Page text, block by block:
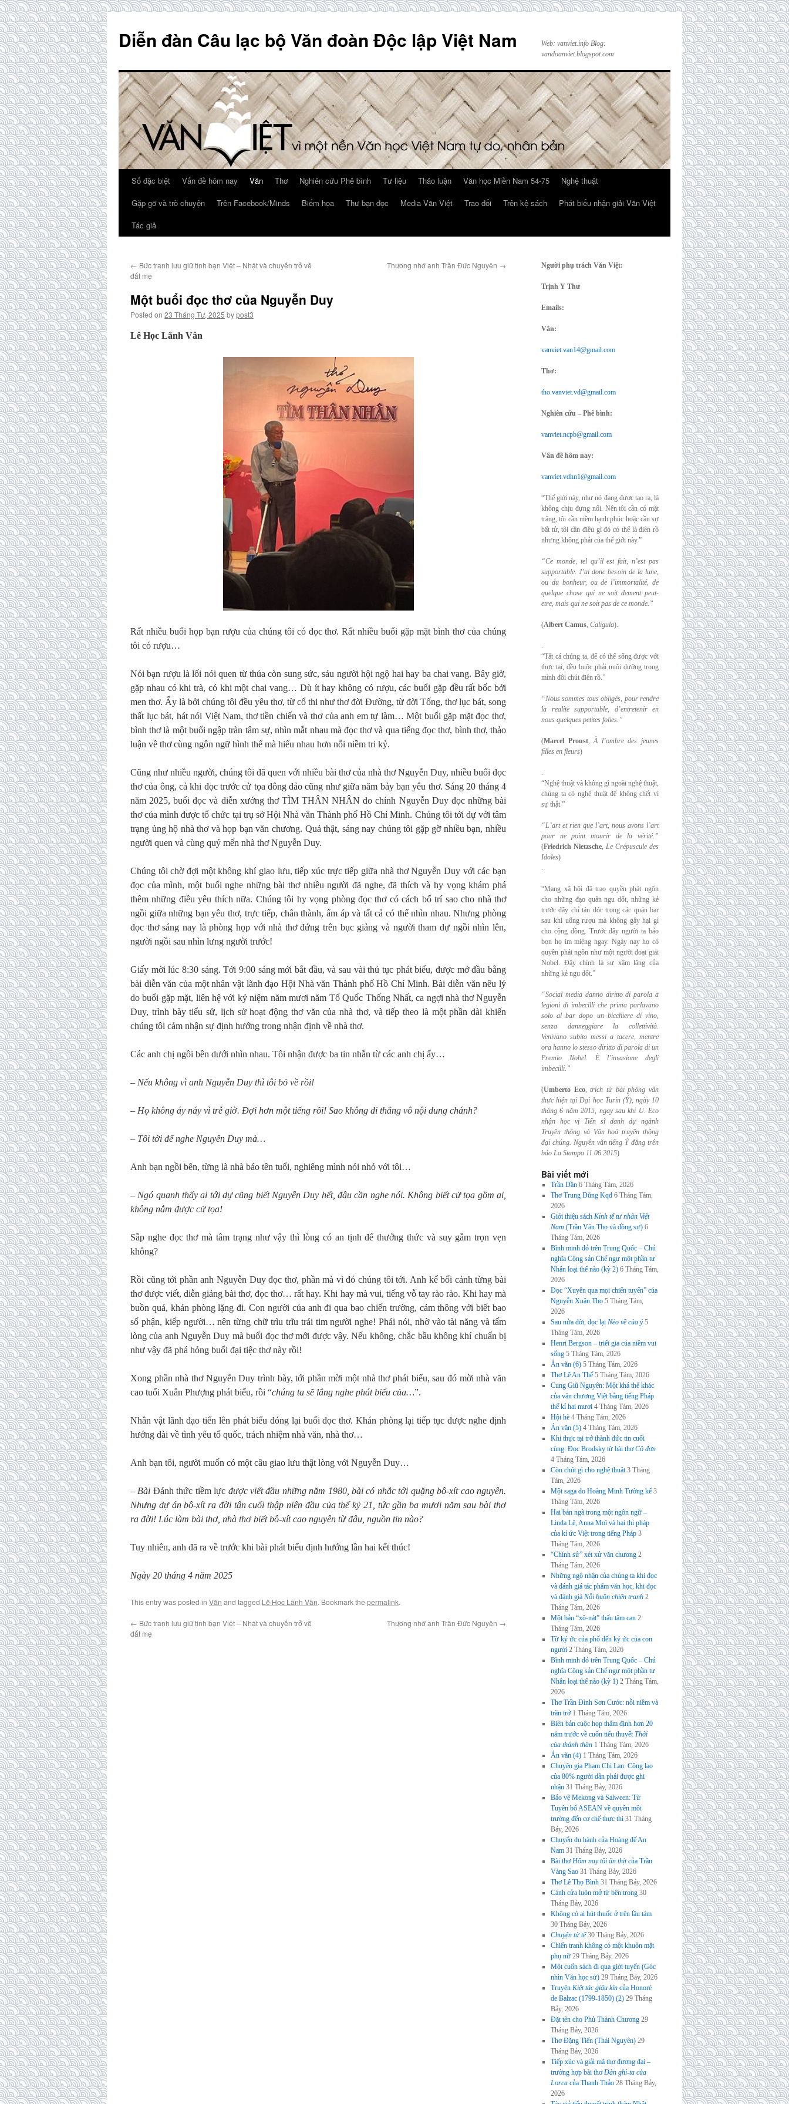
content
Diễn đàn Câu lạc bộ Văn đoàn Độc lập Việt Nam
Web: vanviet.info Blog:
vandoanviet.blogspot.com
Số đặc biệt Vấn đề hôm nay Văn Thơ Nghiên cứu Phê bình Tư liệu Thảo luận Văn học Miền Nam 54-75
Nghệ thuật
Gặp gỡ và trò chuyện
Trên Facebook/Minds Biếm họa Thư bạn đọc Media Văn Việt Trao đổi Trên kệ sách
Phát biểu nhận giải Văn Việt
Tác giả
← Bức tranh lưu giữ tình bạn Việt – Nhật và chuyến trở về
đất mẹ
Thương nhớ anh Trần Đức Nguyên →
Một buổi đọc thơ của Nguyễn Duy
Posted on 23 Tháng Tư, 2025 bypost3
Lê Học Lãnh Vân
Rất nhiều buổi họp bạn rượu của chúng tôi có đọc thơ. Rất nhiều buổi gặp mặt bình thơ của chúng
tôi có rượu…
Nói bạn rượu là lối nói quen từ thủa còn sung sức, sáu người hội ngộ hai hay ba chai vang. Bây giờ,
gặp nhau có khi trà, có khi một chai vang… Dù ít hay không có rượu, các buổi gặp đều rất bốc bởi
men thơ. Ấy là bởi chúng tôi đều yêu thơ, từ cổ thi như thơ đời Đường, từ đời Tống, thơ lục bát, song
thất lục bát, hát nói Việt Nam, thơ tiền chiến và thơ của anh em tự làm… Một buổi gặp mặt đọc thơ,
bình thơ là một buổi ngập tràn tâm sự, nhìn mắt nhau mà đọc thơ và qua tiếng đọc thơ, bình thơ, thảo
luận về thơ cùng ngôn ngữ hình thể mà hiểu nhau hơn nỗi niềm tri kỷ.
Cũng như nhiều người, chúng tôi đã quen với nhiều bài thơ của nhà thơ Nguyễn Duy, nhiều buổi đọc
thơ của ông, cả khi đọc trước cử tọa đông đảo cũng như giữa năm bảy bạn yêu thơ. Sáng 20 tháng 4
năm 2025, buổi đọc và diễn xướng thơ TÌM THÂN NHÂN do chính Nguyễn Duy đọc những bài
thơ của mình được tổ chức tại trụ sở Hội Nhà văn Thành phố Hồ Chí Minh. Chúng tôi tới dự với tâm
trạng ủng hộ nhà thơ và họp bạn văn chương. Quả thật, sáng nay chúng tôi gặp gỡ nhiều bạn, nhiều
người quen và cùng quý mến nhà thơ Nguyễn Duy.
Chúng tôi chờ đợi một không khí giao lưu, tiếp xúc trực tiếp giữa nhà thơ Nguyễn Duy với các bạn
đọc của mình, một buổi nghe những bài thơ nhiều người đã nghe, đã thích và hy vọng khám phá
thêm những điều yêu thích nữa. Chúng tôi hy vọng phòng đọc thơ có cách bố trí sao cho nhà thơ
ngồi giữa những bạn yêu thơ, trực tiếp, chân thành, ấm áp và tất cả có thể nhìn nhau. Nhưng phòng
đọc thơ sáng nay là phòng họp với nhà thơ đứng trên bục giảng và người tham dự ngồi nhìn lên,
người ngồi sau nhìn lưng người trước!
Giấy mời lúc 8:30 sáng. Tới 9:00 sáng mới bắt đầu, và sau vài thủ tục phát biểu, được mở đầu bằng
bài diễn văn của một nhân vật lãnh đạo Hội Nhà văn Thành phố Hồ Chí Minh. Bài diễn văn nêu lý
do buổi gặp mặt, liên hệ với kỷ niệm năm mươi năm Tổ Quốc Thống Nhất, ca ngợi nhà thơ Nguyễn
Duy, trình bày tiểu sử, lịch sử hoạt động thơ văn của nhà thơ, và tiếp theo là một phần dài khiến
chúng tôi cảm nhận sự định hướng trong nhận định về nhà thơ.
Các anh chị ngồi bên dưới nhìn nhau. Tôi nhận được ba tin nhắn từ các anh chị ấy…
– Nếu không vì anh Nguyễn Duy thì tôi bỏ về rồi!
– Họ không áy náy vì trễ giờ. Đợi hơn một tiếng rồi! Sao không đi thẳng vô nội dung chánh?
– Tôi tới để nghe Nguyễn Duy mà…
Anh bạn ngồi bên, từng là nhà báo tên tuổi, nghiêng mình nói nhỏ với tôi…
– Ngó quanh thấy ai tới dự cũng biết Nguyễn Duy hết, đâu cần nghe nói. Không biết cử tọa gồm ai,
không nắm được cử tọa!
Sắp nghe đọc thơ mà tâm trạng như vậy thì lòng có an tịnh để thưởng thức và suy gẫm trọn vẹn
không?
Rồi cũng tới phần anh Nguyễn Duy đọc thơ, phần mà vì đó chúng tôi tới. Anh kể bối cảnh từng bài
thơ được viết, diễn giảng bài thơ, đọc thơ… rất hay. Khi hay mà vui, tiếng vỗ tay rào rào. Khi hay mà
buồn quá, khán phòng lặng đi. Con người của anh đi qua bao chiến trường, cảm thông với biết bao
số phận, kiếp người… nên từng chữ trìu trĩu trái tim người nghe! Phải nói, nhờ vào tài năng và tấm
lòng của anh Nguyễn Duy mà buổi đọc thơ mới được vậy. Nếu không, chắc bầu không khí chuẩn bị
như vậy đã phá hỏng buổi đại tiệc thơ này rồi!
Xong phần nhà thơ Nguyễn Duy trình bày, tới phần mời một nhà thơ phát biểu, sau đó mời nhà văn
cao tuổi Xuân Phượng phát biểu, rồi “chúng ta sẽ lắng nghe phát biểu của…”.
Nhân vật lãnh đạo tiến lên phát biểu đóng lại buổi đọc thơ. Khán phòng lại tiếp tục được nghe định
hướng dài về tình yêu tổ quốc, trách nhiệm nhà văn, nhà thơ…
Anh bạn tôi, người muốn có một câu giao lưu thật lòng với Nguyễn Duy…
– Bài Đánh thức tiềm lực được viết đầu những năm 1980, bài có nhắc tới quặng bô-xít cao nguyên.
Nhưng dự án bô-xít ra đời tận cuối thập niên đầu của thế kỷ 21, tức gần ba mươi năm sau bài thơ
ra đời! Lúc làm bài thơ, nhà thơ biết bô-xít cao nguyên từ đâu, nguồn tin nào?
Tuy nhiên, anh đã ra về trước khi bài phát biểu định hướng lần hai kết thúc!
Ngày 20 tháng 4 năm 2025
This entry was posted in Văn and tagged Lê Học Lãnh Vân. Bookmark the permalink.
← Bức tranh lưu giữ tình bạn Việt – Nhật và chuyến trở về
đất mẹ
Thương nhớ anh Trần Đức Nguyên →
Người phụ trách Văn Việt:
Trịnh Y Thư
Emails:
Văn:
vanviet.van14@gmail.com
Thơ:
tho.vanviet.vd@gmail.com
Nghiên cứu – Phê bình:
vanviet.ncpb@gmail.com
Vấn đề hôm nay:
vanviet.vdhn1@gmail.com
“Thế giới này, như nó đang được tạo ra, là
không chịu đựng nổi. Nên tôi cần có mặt
trăng, tôi cần niềm hạnh phúc hoặc cần sự
bất tử, tôi cần điều gì đó có thể là điên rồ
nhưng không phải của thế giới này.”
“Ce monde, tel qu’il est fait, n’est pas
supportable. J’ai donc besoin de la lune,
ou du bonheur, ou de l’immortalité, de
quelque chose qui ne soit dement peut-
etre, mais qui ne soit pas de ce monde.”
(Albert Camus, Caligula).
.
“Tất cả chúng ta, để có thể sống được với
thực tại, đều buộc phải nuôi dưỡng trong
mình đôi chút điên rồ.”
“Nous sommes tous obligés, pour rendre
la realite supportable, d’entretenir en
nous quelques petites folies.”
(Marcel Proust,À l’ombre des jeunes
filles en fleurs)
.
“Nghệ thuật và không gì ngoài nghệ thuật,
chúng ta có nghệ thuật để không chết vì
sự thật.”
“L’art et rien que l’art, nous avons l’art
pour ne point mourir de la vérité.”
(Friedrich Nietzsche, Le Crépuscule des
Idoles)
.
“Mạng xã hội đã trao quyền phát ngôn
cho những đạo quân ngu dốt, những kẻ
trước đây chỉ tán dóc trong các quán bar
sau khi uống rượu mà không gây hại gì
cho cộng đồng. Trước đây người ta bảo
bọn họ im miệng ngay. Ngày nay họ có
quyền phát ngôn như một người đoạt giải
Nobel. Đây chính là sự xâm lăng của
những kẻ ngu dốt.”
“Social media danno diritto di parola a
legioni di imbecilli che prima parlavano
solo albar dopo un bicchiere di vino,
senza danneggiare la collettività.
Venivano subito messi a tacere, mentre
ora hanno lo stesso diritto di parola di un
Premio Nobel. È l’invasione degli
imbecilli.”
(Umberto Eco,trích từ bài phỏng vấn
thực hiện tại Đại học Turin (Ý), ngày 10
tháng 6 năm 2015, ngay sau khi U. Eco
nhận học vị Tiến sĩ danh dự ngành
Truyền thông và Văn hoá truyền thông
đại chúng. Nguyên văn tiếng Ý đăng trên
báo La Stampa 11.06.2015)
Bài viết mới
Trần Dần 6 Tháng Tám, 2026
Thơ Trung Dũng Kqđ 6 Tháng Tám,
2026
Giới thiệu sách Kinh tế tư nhân Việt
Nam (Trần Văn Thọ và đồng sự) 6
Tháng Tám, 2026
Bình minh đỏ trên Trung Quốc – Chủ
nghĩa Cộng sản Chế ngự một phần tư
Nhân loại thế nào (kỳ 2) 6 Tháng Tám,
2026
Đọc “Xuyên qua mọi chiến tuyến” của
Nguyễn Xuân Thọ 5 Tháng Tám,
2026
Sau nửa đời, đọc lại Nẻo về của ý 5
Tháng Tám, 2026
Henri Bergson – triết gia của niềm vui
sống 5 Tháng Tám, 2026
Án văn (6) 5 Tháng Tám, 2026
Thơ Lê An Thế 5 Tháng Tám, 2026
Cung Giũ Nguyên: Một khả thể khác
của văn chương Việt bằng tiếng Pháp
thế kỉ hai mươi 4 Tháng Tám, 2026
Hội hè 4 Tháng Tám, 2026
Án văn (5) 4 Tháng Tám, 2026
Khi thực tại trở thành đức tin cuối
cùng: Đọc Brodsky từ bài thơCô đơn
4 Tháng Tám, 2026
Còn chút gì cho nghệ thuật 3 Tháng
Tám, 2026
Một saga do Hoàng Minh Tường kể 3
Tháng Tám, 2026
Hai bản ngã trong một ngôn ngữ –
Linda Lê, Anna Moï và hai thi pháp
của kí ức Việt trong tiếng Pháp 3
Tháng Tám, 2026
“Chính sử” xét xử văn chương 2
Tháng Tám, 2026
Những ngộ nhận của chúng ta khi đọc
và đánh giá tác phẩm văn học, khi đọc
và đánh giá Nỗi buồn chiến tranh 2
Tháng Tám, 2026
Một bản “xô-nát” thấu tâm can 2
Tháng Tám, 2026
Từ ký ức của phố đến ký ức của con
người 2 Tháng Tám, 2026
Bình minh đỏ trên Trung Quốc – Chủ
nghĩa Cộng sản Chế ngự một phần tư
Nhân loại thế nào (kỳ 1) 2 Tháng Tám,
2026
Thơ Trần Đình Sơn Cước: nỗi niềm và
trăn trở 1 Tháng Tám, 2026
Biên bản cuộc họp thẩm định hơn 20
năm trước về cuốn tiểu thuyếtThời
của thánh thần 1 Tháng Tám, 2026
Án văn (4) 1 Tháng Tám, 2026
Chuyên gia Phạm Chi Lan: Công lao
của 80% người dân phải được ghi
nhận 31 Tháng Bảy, 2026
Bảo vệ Mekong và Salween: Từ
Tuyên bố ASEAN về quyền môi
trường đến cơ chế thực thi 31 Tháng
Bảy, 2026
Chuyến du hành của Hoàng đế An
Nam 31 Tháng Bảy, 2026
Bài thơHôm nay tôi ăn thịtcủa Trần
Vàng Sao 31 Tháng Bảy, 2026
Thơ Lê Thọ Bình 31 Tháng Bảy, 2026
Cánh cửa luôn mở từ bên trong 30
Tháng Bảy, 2026
Không có ai hút thuốc ở trên lầu tám
30 Tháng Bảy, 2026
Chuyện tử tế 30 Tháng Bảy, 2026
Chiến tranh không có một khuôn mặt
phụ nữ 29 Tháng Bảy, 2026
Một cuốn sách đi qua giới tuyến (Góc
nhìn Văn học sử) 29 Tháng Bảy, 2026
Truyện Kiệt tác giấu kíncủa Honoré
de Balzac (1799-1850) (2) 29 Tháng
Bảy, 2026
Đặt tên cho Phủ Thành Chương 29
Tháng Bảy, 2026
Thơ Đặng Tiến (Thái Nguyên) 29
Tháng Bảy, 2026
Tiếp xúc và giải mã thơ đương đại –
trường hợp bài thơĐàn ghi-ta của
Lorcacủa Thanh Thảo 28 Tháng Bảy,
2026